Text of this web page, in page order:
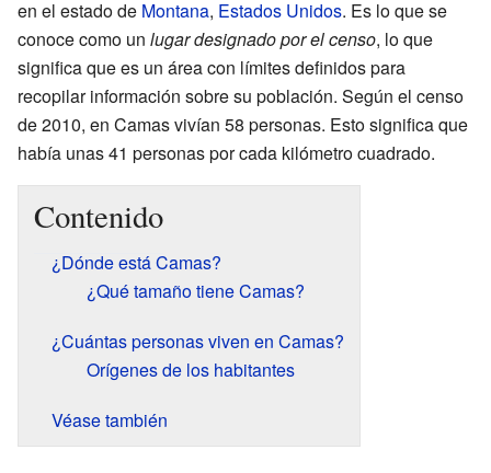
en el estado de Montana, Estados Unidos. Es lo que se
conoce como un lugar designado por el censo, lo que
significa que es un área con límites definidos para
recopilar información sobre su población. Según el censo
de 2010, en Camas vivían 58 personas. Esto significa que
había unas 41 personas por cada kilómetro cuadrado.
Contenido
¿Dónde está Camas?
¿Qué tamaño tiene Camas?
¿Cuántas personas viven en Camas?
Orígenes de los habitantes
Véase también